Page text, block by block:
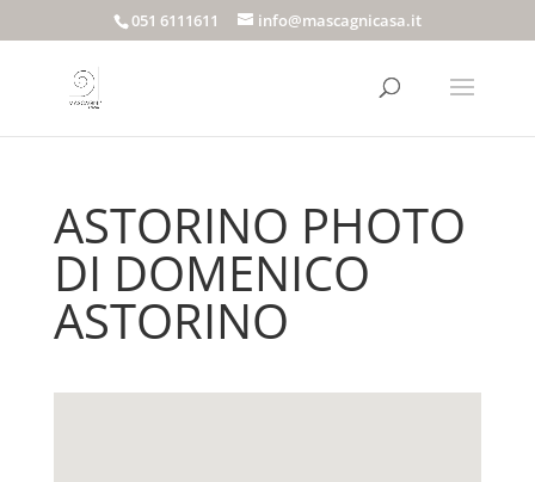
051 6111611 info@mascagnicasa.it
ASTORINO PHOTO
DI DOMENICO
ASTORINO